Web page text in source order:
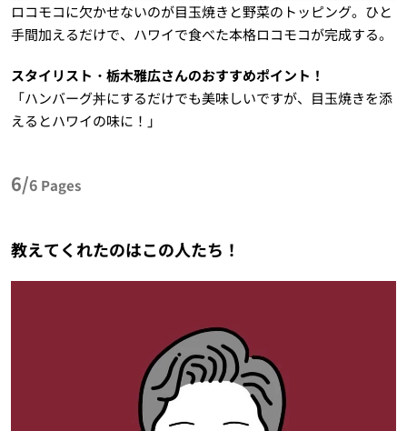
ロコモコに欠かせないのが目玉焼きと野菜のトッピング。ひと
手間加えるだけで、ハワイで食べた本格ロコモコが完成する。
スタイリスト・栃木雅広さんのおすすめポイント！
「ハンバーグ丼にするだけでも美味しいですが、目玉焼きを添
えるとハワイの味に！」
6/6 Pages
教えてくれたのはこの人たち！